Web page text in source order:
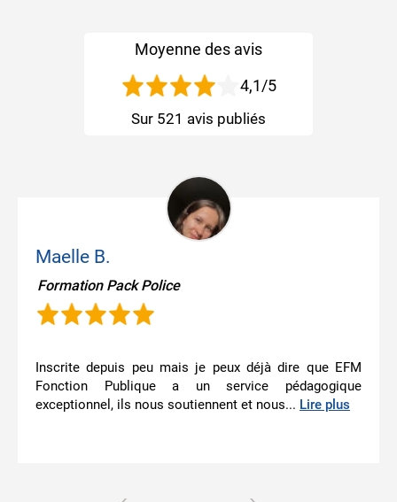
Moyenne des avis
4,1/5
Sur 521 avis publiés
Maelle B.
Formation Pack Police
Inscrite depuis peu mais je peux déjà dire que EFM
Fonction Publique a un service pédagogique
exceptionnel, ils nous soutiennent et nous... Lire plus